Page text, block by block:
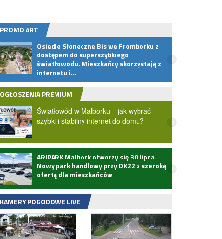
PROMO ART
Osiedle Słoneczne Bis we Fromborku z
dostępem do superszybkiego
światłowodu. Mieszkańcy skorzystają z
internetu i…
OGŁOSZENIA PREMIUM
Światłowód w Malborku – jak wybrać
szybki i stabilny internet do domu?
ARIPARK Malbork otworzy się 30 lipca.
Nowy park handlowy przy DK22 z szeroką
ofertą dla mieszkańców
KAMERY POGODOWE LIVE